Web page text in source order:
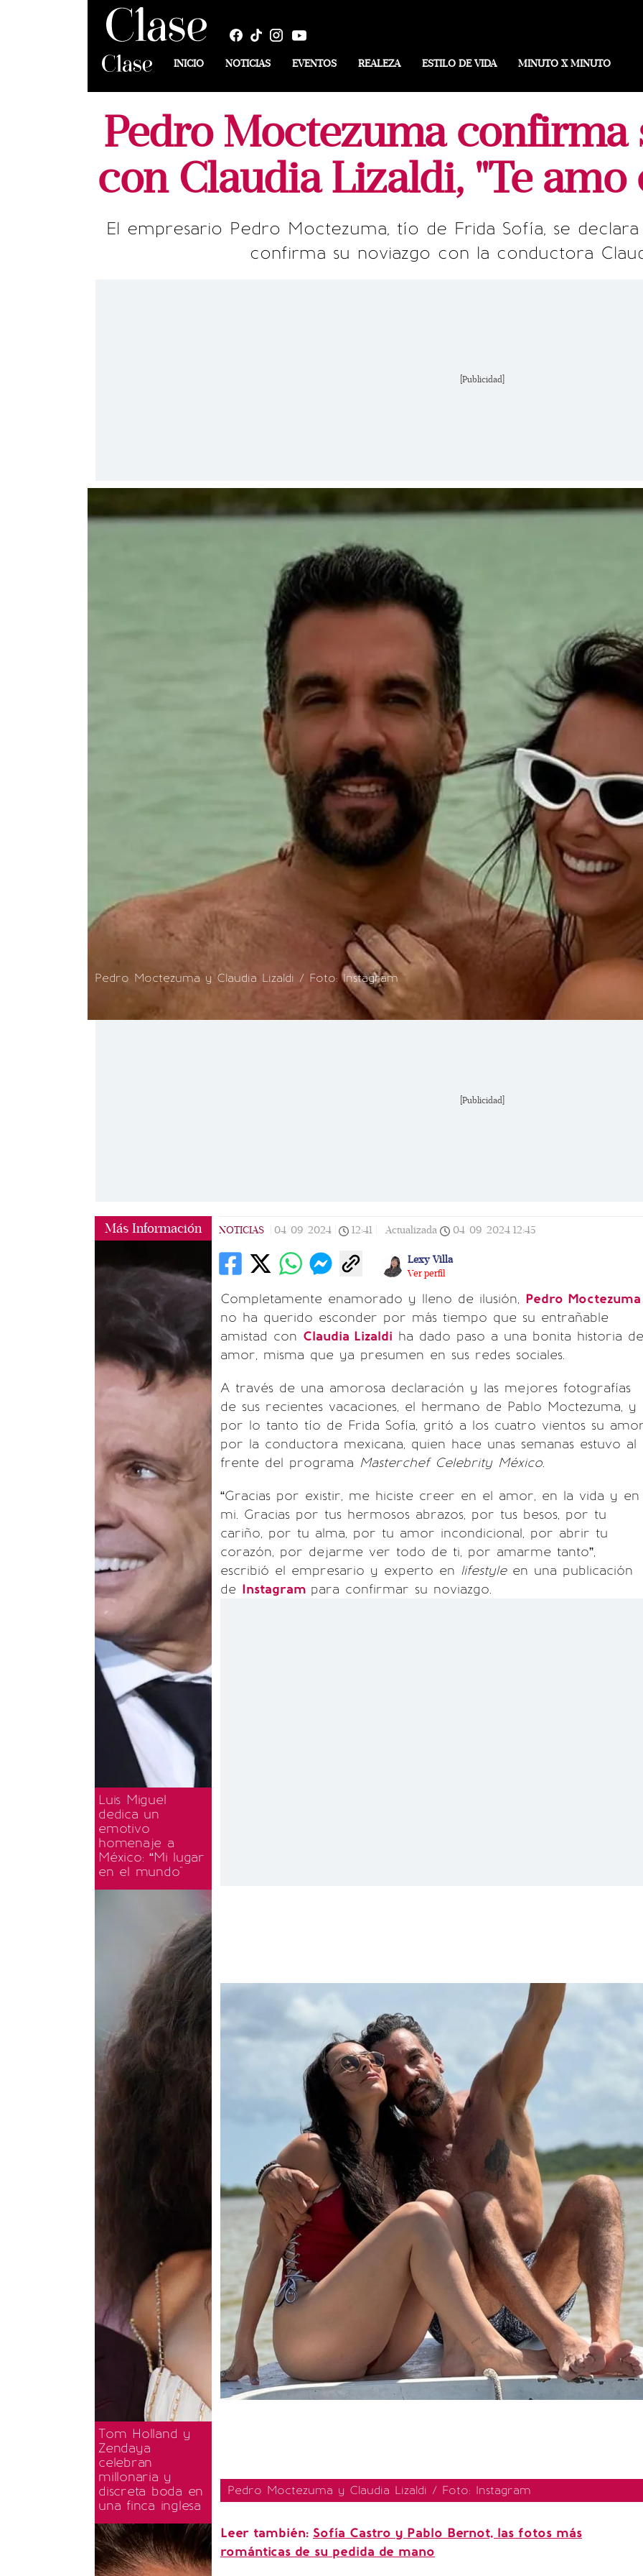
INICIO NOTICIAS EVENTOS REALEZA ESTILO DE VIDA MINUTO X MINUTO
Pedro Moctezuma confirma
con Claudia Lizaldi, "Te
El empresario Pedro Moctezuma, tío de Frida Sofía, se
confirma su noviazgo con la conductora
[Publicidad]
Pedro Moctezuma y Claudia Lizaldi / Foto: Instagram
[Publicidad]
Más Información
Luis Miguel
dedica un
emotivo
homenaje a
México: “Mi lugar
en el mundo"
Tom Holland y
Zendaya
celebran
millonaria y
discreta boda en
una finca inglesa
NOTICIAS 04/09/2024 12:41 Actualizada 04/09/2024 12:45
Lexy Villa
Ver perfil
Completamente enamorado y lleno de ilusión, Pedro Moctezuma
no ha querido esconder por más tiempo que su entrañable
amistad con Claudia Lizaldi ha dado paso a una bonita historia de
amor, misma que ya presumen en sus redes sociales.
A través de una amorosa declaración y las mejores fotografías
de sus recientes vacaciones, el hermano de Pablo Moctezuma, y
por lo tanto tío de Frida Sofía, gritó a los cuatro vientos su
por la conductora mexicana, quien hace unas semanas estuvo al
frente del programa Masterchef Celebrity México.
“Gracias por existir, me hiciste creer en el amor, en la vida y en
mi. Gracias por tus hermosos abrazos, por tus besos, por tu
cariño, por tu alma, por tu amor incondicional, por abrir tu
corazón, por dejarme ver todo de ti, por amarme tanto”,
escribió el empresario y experto en lifestyleen una publicación
de Instagram para confirmar su noviazgo.
Pedro Moctezuma y Claudia Lizaldi / Foto: Instagram
Leer también: Sofía Castro y Pablo Bernot, las fotos más
románticas de su pedida de mano